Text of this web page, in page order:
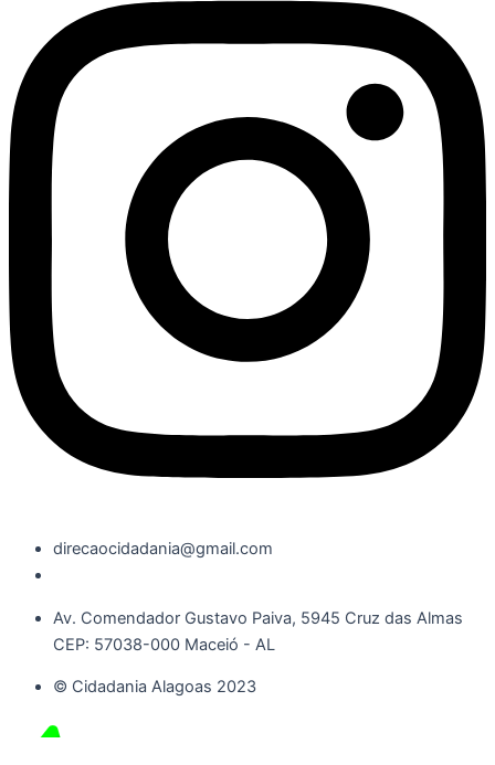
direcaocidadania@gmail.com
Av. Comendador Gustavo Paiva, 5945 Cruz das Almas
CEP: 57038-000 Maceió - AL
© Cidadania Alagoas 2023